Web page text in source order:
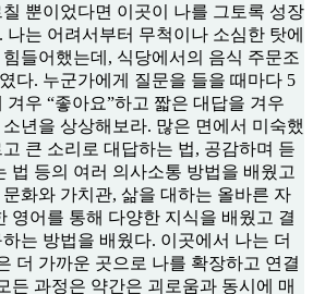
뿐이었다면 이곳이 나를 그토록 성장
는 어려서부터 무척이나 소심한 탓에
들어했는데, 식당에서의 음식 주문조
다. 누군가에게 질문을 들을 때마다 5
우 “좋아요”하고 짧은 대답을 겨우
년을 상상해보라. 많은 면에서 미숙했
큰 소리로 대답하는 법, 공감하며 듣
법 등의 여러 의사소통 방법을 배웠고
화와 가치관, 삶을 대하는 올바른 자
영어를 통해 다양한 지식을 배웠고 결
는 방법을 배웠다. 이곳에서 나는 더
더 가까운 곳으로 나를 확장하고 연결
든 과정은 약간은 괴로움과 동시에 매